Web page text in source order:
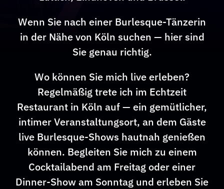
Wenn Sie nach einer Burlesque-Tänzerin
in der Nähe von Köln suchen — hier sind
Sie genau richtig.
Wo können Sie mich live erleben?
Regelmäßig trete ich im Echtzeit
Restaurant in Köln auf — ein gemütlicher,
intimer Veranstaltungsort, an dem Gäste
live Burlesque-Shows hautnah genießen
können. Begleiten Sie mich zu einem
Cocktailabend am Freitag oder einer
Dinner-Show am Sonntag und erleben Sie